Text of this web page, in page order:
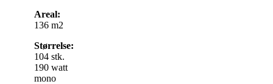
Areal:
136 m2
Størrelse:
104 stk.
190 watt
mono